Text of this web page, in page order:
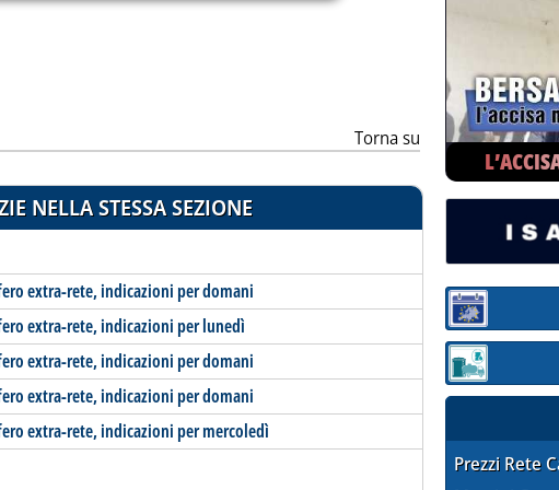
Torna su
NELLA STESSA SEZIONE
extra-rete, indicazioni per domani
extra-rete, indicazioni per lunedì
extra-rete, indicazioni per domani
extra-rete, indicazioni per domani
extra-rete, indicazioni per mercoledì
Sezione:
Sezione:
Prezzi Rete